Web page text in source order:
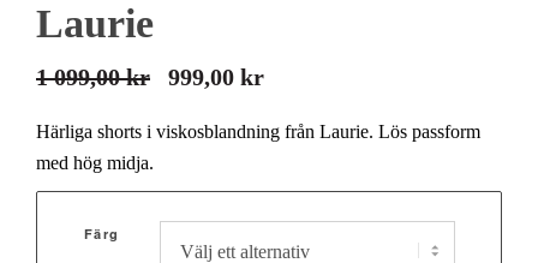
Laurie
1 099,00kr
Det
ursprungliga
priset
var:
099,00 kr.
999,00 kr
Det
nuvarande
priset
är:
Härliga shorts i viskosblandning från Laurie. Lös passform
med hög midja.
Färg